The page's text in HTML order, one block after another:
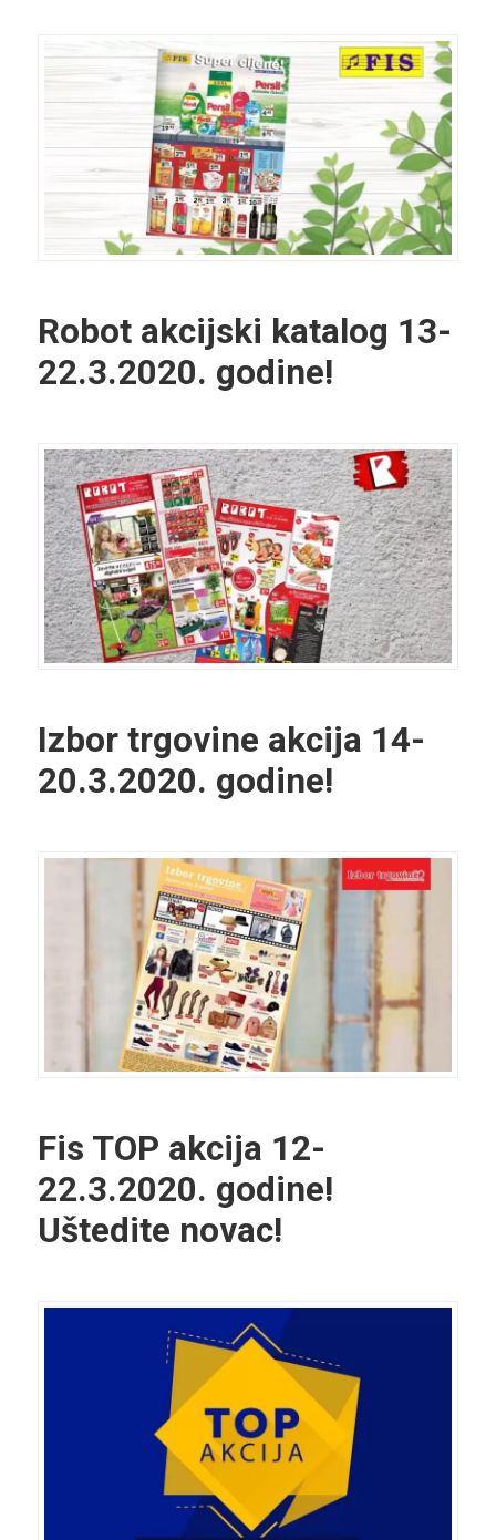
Robot akcijski katalog 13-
22.3.2020. godine!
Izbor trgovine akcija 14-
20.3.2020. godine!
Fis TOP akcija 12-
22.3.2020. godine!
Uštedite novac!